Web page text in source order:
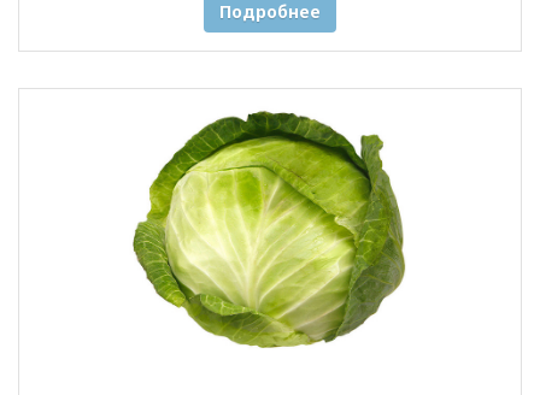
Подробнее